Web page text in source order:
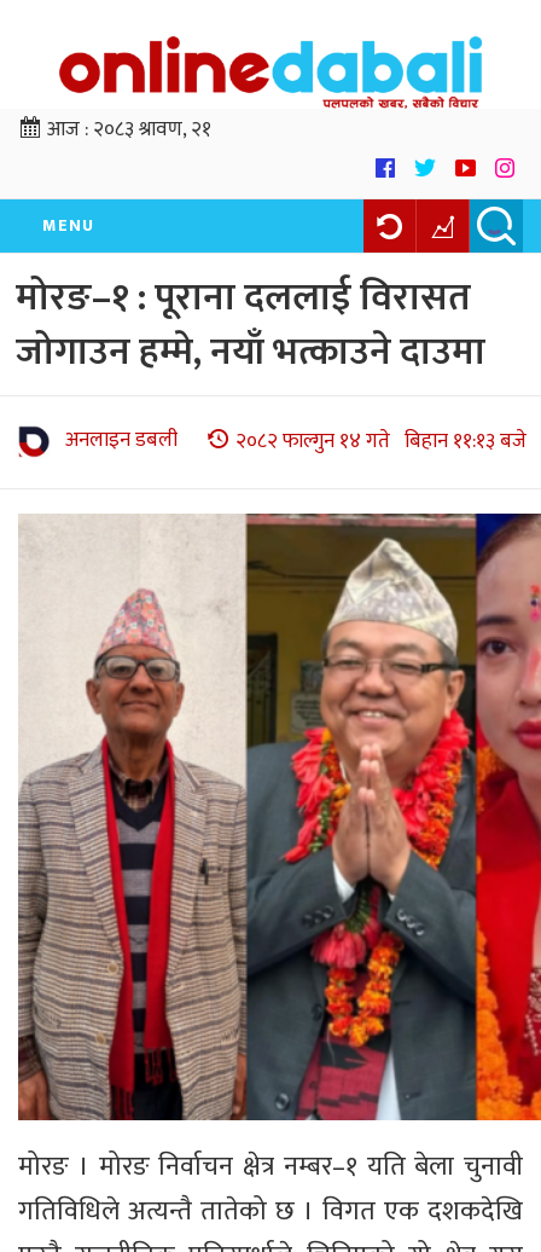
आज :२०८३ श्रावण, २१
MENU
मोरङ–१ : पूराना दललाई विरासत
जोगाउन हम्मे, नयाँ भत्काउने दाउमा
अनलाइन डबली २०८२ फाल्गुन १४ गते बिहान ११:१३ बजे
मोरङ । मोरङ निर्वाचन क्षेत्र नम्बर–१ यति बेला चुनावी
गतिविधिले अत्यन्तै तातेको छ । विगत एक दशकदेखि